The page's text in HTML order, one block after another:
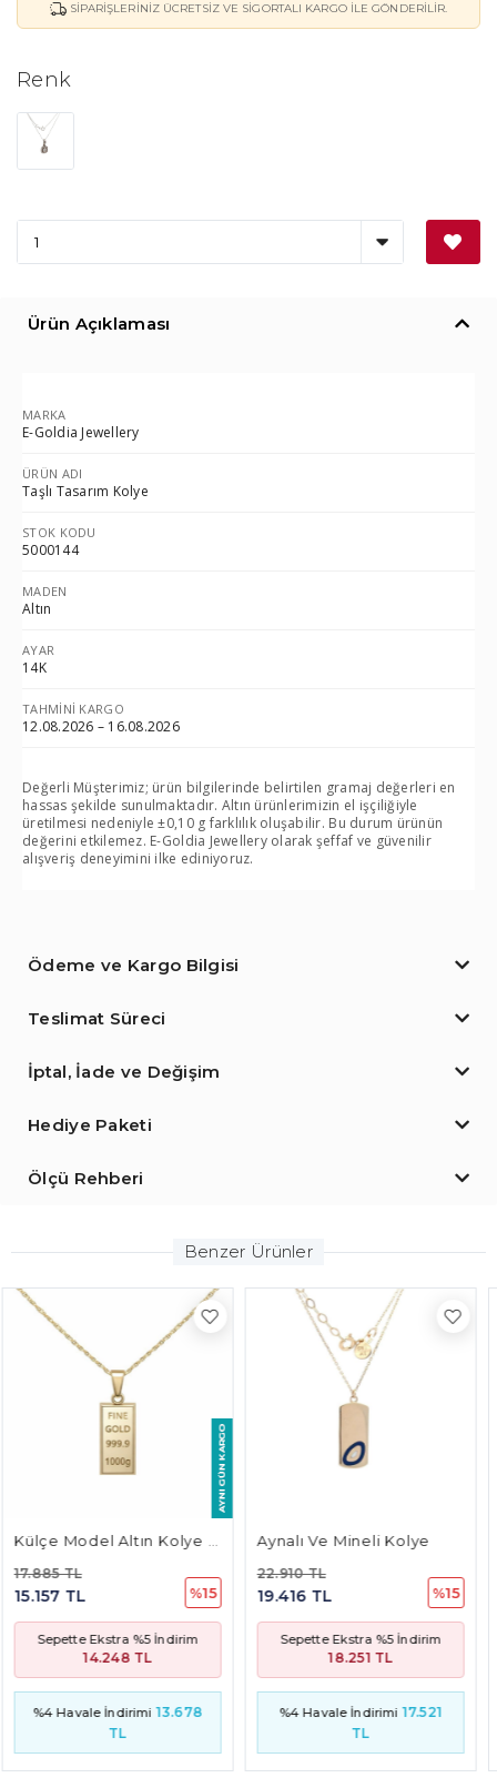
SIPARIŞLERINIZ ÜCRETSIZ VE SIGORTALI KARGO ILE GÖNDERILIR.
Renk
Ürün Açıklaması
MARKA
E-Goldia Jewellery
ÜRÜN ADI
Taşlı Tasarım Kolye
STOK KODU
5000144
MADEN
Altın
AYAR
14K
TAHMINI KARGO
12.08.2026 – 16.08.2026
Değerli Müşterimiz; ürün bilgilerinde belirtilen gramaj değerleri en
hassas şekilde sunulmaktadır. Altın ürünlerimizin el işçiliğiyle
üretilmesi nedeniyle ±0,10 g farklılık oluşabilir. Bu durum ürünün
değerini etkilemez. E-Goldia Jewellery olarak şeffaf ve güvenilir
alışveriş deneyimini ilke ediniyoruz.
Ödeme ve Kargo Bilgisi
Teslimat Süreci
İptal, İade ve Değişim
Hediye Paketi
Ölçü Rehberi
Benzer Ürünler
Aynalı Ve Mineli Kolye
19.416 TL
22.910 TL
%15
Sepette Ekstra %5 İndirim
18.251 TL
%4 Havale İndirimi17.521
TL
Mineli Taşlı Damla Kolye
17.611 TL
20.781 TL
%15
Sepette Ekstra %5 İndirim
16.555 TL
%4 Havale İndirimi15.893
TL